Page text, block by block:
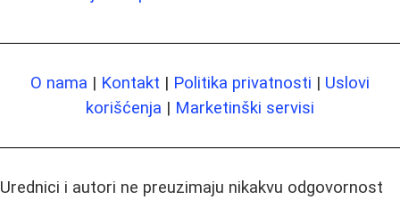
O nama | Kontakt | Politika privatnosti | Uslovi
korišćenja | Marketinški servisi
Urednici i autori ne preuzimaju nikakvu odgovornost